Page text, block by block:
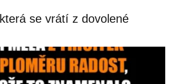
se vrátí z dovolené